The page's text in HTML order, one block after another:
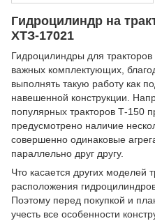
Гидроцилиндр на
ХТЗ-17021
Гидроцилиндры для
важных комплектующих,
выполнять такую работу как
навешенной конструкции.
популярных тракторов Т-150
предусмотрено наличие
совершенно одинаковые
параллельно друг другу.
Что касается других моделей
расположения
Поэтому перед покупкой и
учесть все особенности